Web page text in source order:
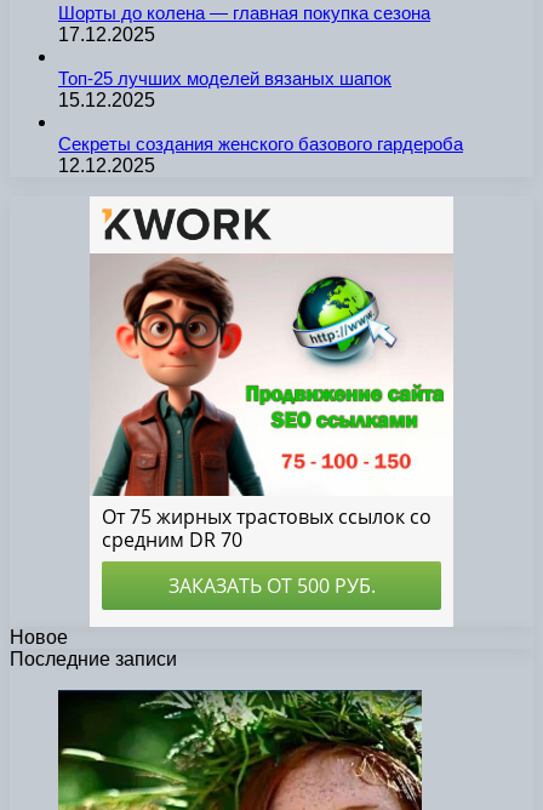
Шорты до колена — главная покупка сезона
17.12.2025
Топ-25 лучших моделей вязаных шапок
15.12.2025
Секреты создания женского базового гардероба
12.12.2025
Новое
Последние записи